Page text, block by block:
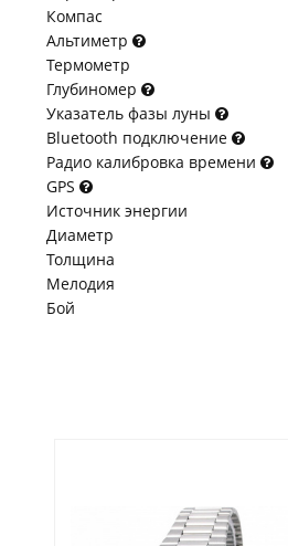
Компас
Альтиметр
Термометр
Глубиномер
Указатель фазы луны
Bluetooth подключение
Радио калибровка времени
GPS
Источник энергии
Диаметр
Толщина
Мелодия
Бой